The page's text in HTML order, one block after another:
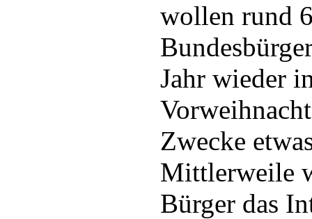
wollen rund
Jahr wieder
Zwecke
Mittlerweile
Bürger das